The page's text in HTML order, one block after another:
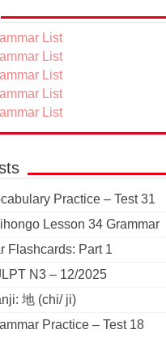
List
List
List
List
List
Practice – Test 31
Lesson 34 Grammar
Flashcards: Part 1
N3 – 12/2025
地 (chi/ ji)
Practice – Test 18